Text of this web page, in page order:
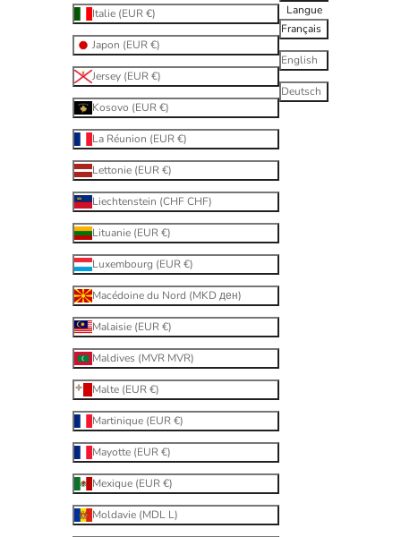
Italie (EUR €)
Japon (EUR €)
Jersey (EUR €)
Kosovo (EUR €)
La Réunion (EUR €)
Lettonie (EUR €)
Liechtenstein (CHF CHF)
Lituanie (EUR €)
Luxembourg (EUR €)
Macédoine du Nord (MKD ден)
Malaisie (EUR €)
Maldives (MVR MVR)
Malte (EUR €)
Martinique (EUR €)
Mayotte (EUR €)
Mexique (EUR €)
Moldavie (MDL L)
Langue
Français
English
Deutsch